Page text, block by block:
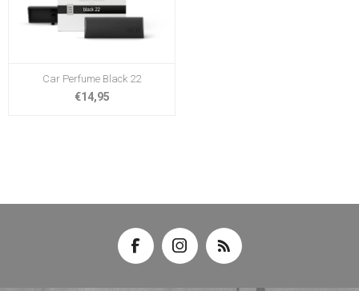
Car Perfume Black 22
€14,95